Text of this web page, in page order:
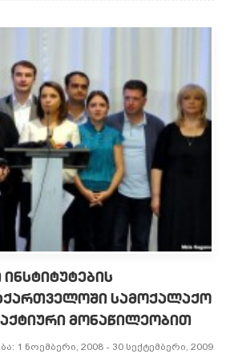
ᲡᲐᲛᲝᲥᲐᲚᲐᲥᲝ
ᲛᲝᲜᲐᲬᲘᲚᲔᲝᲑᲘᲗ
1 ნოემბერი, 2008 - 30 სექტემბერი, 2009